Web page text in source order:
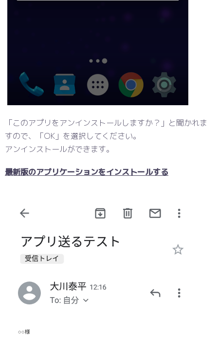
「このアプリをアンインストールしますか？」と聞かれま
すので、「OK」を選択してください。
アンインストールができます。
最新版のアプリケーションをインストールする